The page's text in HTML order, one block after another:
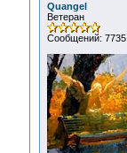
Quangel
Ветеран
Сообщений: 7735